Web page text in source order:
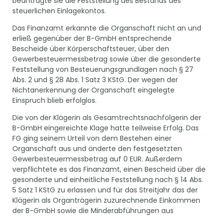
steuerlichen Einlagekontos.
Das Finanzamt erkannte die Organschaft nicht an und
erließ gegenüber der B-GmbH entsprechende
Bescheide über Körperschaftsteuer, über den
Gewerbesteuermessbetrag sowie über die gesonderte
Feststellung von Besteuerungsgrundlagen nach § 27
Abs. 2 und § 28 Abs. 1 Satz 3 KStG. Der wegen der
Nichtanerkennung der Organschaft eingelegte
Einspruch blieb erfolglos.
Die von der Klägerin als Gesamtrechtsnachfolgerin der
B-GmbH eingereichte Klage hatte teilweise Erfolg. Das
FG ging seinem Urteil von dem Bestehen einer
Organschaft aus und änderte den festgesetzten
Gewerbesteuermessbetrag auf 0 EUR. Außerdem
verpflichtete es das Finanzamt, einen Bescheid über die
gesonderte und einheitliche Feststellung nach § 14 Abs.
5 Satz 1 KStG zu erlassen und für das Streitjahr das der
Klägerin als Organträgerin zuzurechnende Einkommen
der B-GmbH sowie die Minderabführungen aus